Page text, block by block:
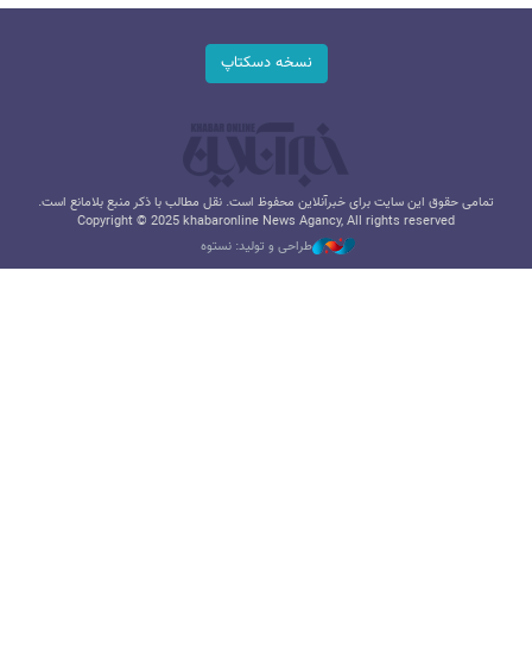
نسخه دسکتاپ
تمامی حقوق این سایت برای خبرآنلاین محفوظ است. نقل مطالب با ذکر منبع بلامانع است.
Copyright © 2025 khabaronline News Agancy, All rights reserved
طراحی و تولید: نستوه